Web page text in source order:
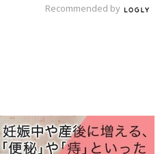
Recommended by